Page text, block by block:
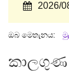
2026/
ඔබ මෙතැනය:
කාලගුණ